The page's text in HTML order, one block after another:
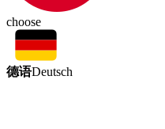
choose
德语Deutsch